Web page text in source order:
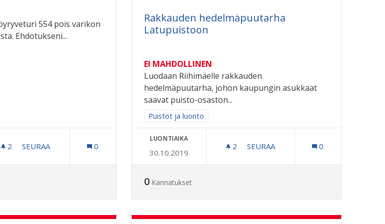
554 pois varikon
Ehdotukseni...
Puistot ja luonto
2 2 SEURAAJAA
SEURAA
HÖYRYVETURI 554:LLE SADEKATOS
0
Rakkauden hedelmäpuutarha
Latupuistoon
EI MAHDOLLINEN
Luodaan Riihimäelle rakkauden
hedelmäpuutarha, johon kaupungin asukkaat
saavat puisto-osaston...
Rajaa tulokset aihepiirin mukaan: Puistot ja luonto
Puistot ja luonto
LUONTIAIKA
30.10.2019
2 2 SEURAAJAA
SEURAA 0
0 Kannatukset